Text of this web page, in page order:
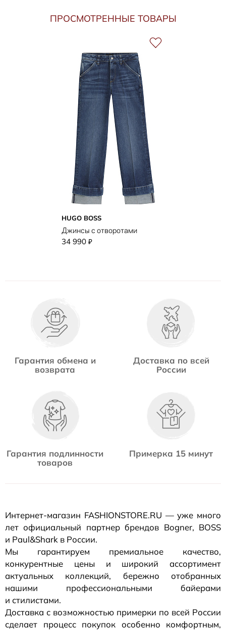
ПРОСМОТРЕННЫЕ ТОВАРЫ
HUGO BOSS
Джинсы с отворотами
34 990 ₽
Гарантия обмена и
возврата
Доставка по всей
России
Гарантия подлинности
товаров
Примерка 15 минут
Интернет-магазин FASHIONSTORE.RU — уже много
лет официальный партнер брендов Bogner, BOSS
и Paul&Shark в России.
Мы гарантируем премиальное качество,
конкурентные цены и широкий ассортимент
актуальных коллекций, бережно отобранных
нашими профессиональными байерами
и стилистами.
Доставка с возможностью примерки по всей России
сделает процесс покупок особенно комфортным,